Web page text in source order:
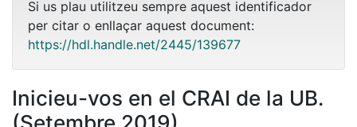
Si us plau utilitzeu sempre aquest identificador
per citar o enllaçar aquest document:
https://hdl.handle.net/2445/139677
Inicieu-vos en el CRAI de la UB.